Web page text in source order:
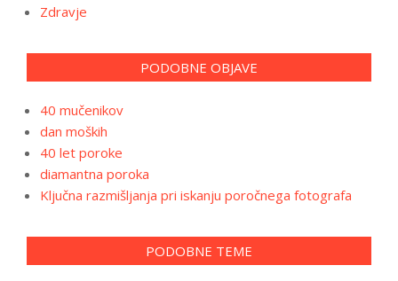
Zdravje
PODOBNE OBJAVE
40 mučenikov
dan moških
40 let poroke
diamantna poroka
Ključna razmišljanja pri iskanju poročnega fotografa
PODOBNE TEME